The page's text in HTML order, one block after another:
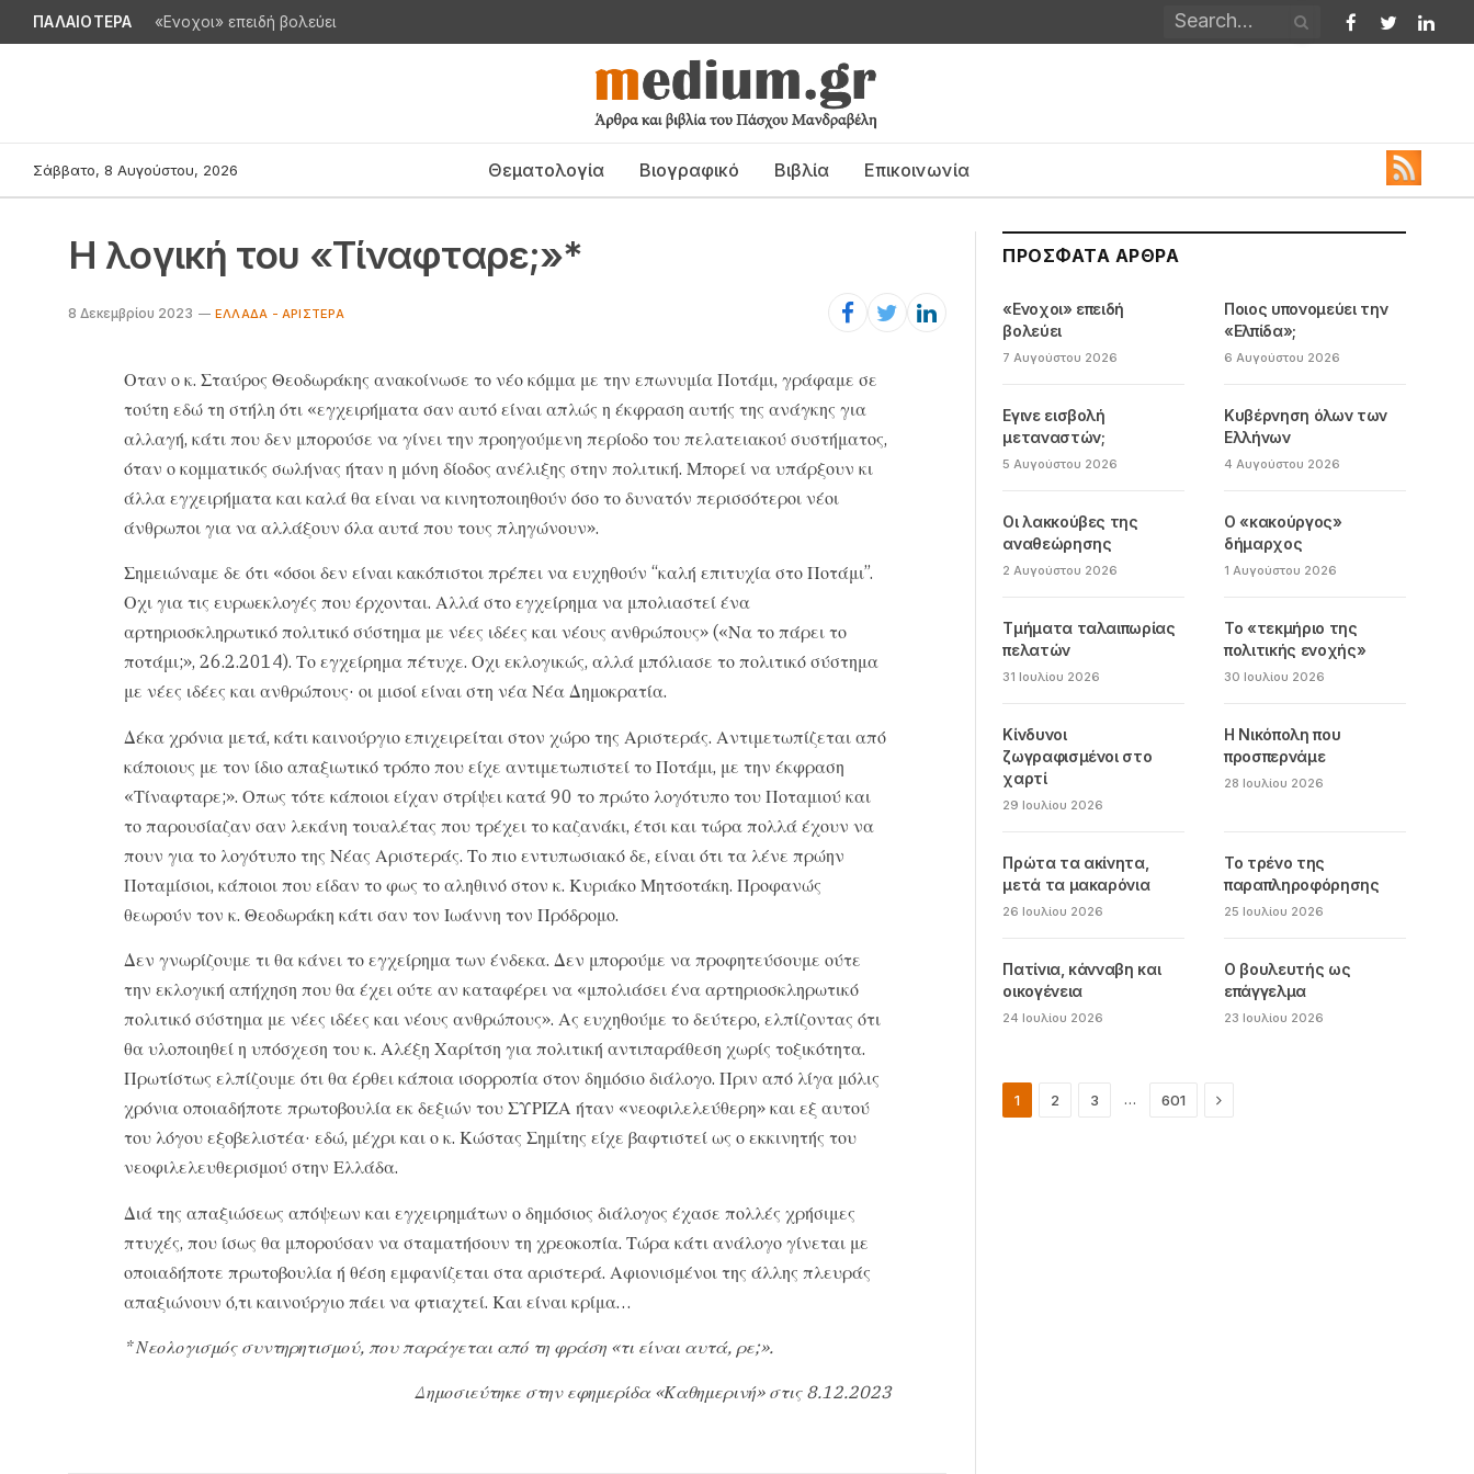
ΠΑΛΑΙΟΤΕΡΑ «Ενοχοι» επειδή βολεύει
Facebook
Twitter
Σάββατο, 8 Αυγούστου, 2026 Θεματολογία Βιογραφικό Βιβλία Επικοινωνία
Η λογική του «Τίναφταρε;»*
8 Δεκεμβρίου 2023 ΕΛΛΆΔΑ - ΑΡΙΣΤΕΡΆ
Οταν ο κ. Σταύρος Θεοδωράκης ανακοίνωσε το νέο κόμμα με την επωνυμία Ποτάμι, γράφαμε σε
τούτη εδώ τη στήλη ότι «εγχειρήματα σαν αυτό είναι απλώς η έκφραση αυτής της ανάγκης για
αλλαγή, κάτι που δεν μπορούσε να γίνει την προηγούμενη περίοδο του πελατειακού συστήματος,
όταν ο κομματικός σωλήνας ήταν η μόνη δίοδος ανέλιξης στην πολιτική. Μπορεί να υπάρξουν κι
άλλα εγχειρήματα και καλά θα είναι να κινητοποιηθούν όσο το δυνατόν περισσότεροι νέοι
άνθρωποι για να αλλάξουν όλα αυτά που τους πληγώνουν».
Σημειώναμε δε ότι «όσοι δεν είναι κακόπιστοι πρέπει να ευχηθούν “καλή επιτυχία στο Ποτάμι”.
Οχι για τις ευρωεκλογές που έρχονται. Αλλά στο εγχείρημα να μπολιαστεί ένα
αρτηριοσκληρωτικό πολιτικό σύστημα με νέες ιδέες και νέους ανθρώπους» («Να το πάρει το
ποτάμι;», 26.2.2014). Το εγχείρημα πέτυχε. Οχι εκλογικώς, αλλά μπόλιασε το πολιτικό σύστημα
με νέες ιδέες και ανθρώπους· οι μισοί είναι στη νέα Νέα Δημοκρατία.
Δέκα χρόνια μετά, κάτι καινούργιο επιχειρείται στον χώρο της Αριστεράς. Αντιμετωπίζεται από
κάποιους με τον ίδιο απαξιωτικό τρόπο που είχε αντιμετωπιστεί το Ποτάμι, με την έκφραση
«Τίναφταρε;». Οπως τότε κάποιοι είχαν στρίψει κατά 90 το πρώτο λογότυπο του Ποταμιού και
το παρουσίαζαν σαν λεκάνη τουαλέτας που τρέχει το καζανάκι, έτσι και τώρα πολλά έχουν να
πουν για το λογότυπο της Νέας Αριστεράς. Το πιο εντυπωσιακό δε, είναι ότι τα λένε πρώην
Ποταμίσιοι, κάποιοι που είδαν το φως το αληθινό στον κ. Κυριάκο Μητσοτάκη. Προφανώς
θεωρούν τον κ. Θεοδωράκη κάτι σαν τον Ιωάννη τον Πρόδρομο.
Δεν γνωρίζουμε τι θα κάνει το εγχείρημα των ένδεκα. Δεν μπορούμε να προφητεύσουμε ούτε
την εκλογική απήχηση που θα έχει ούτε αν καταφέρει να «μπολιάσει ένα αρτηριοσκληρωτικό
πολιτικό σύστημα με νέες ιδέες και νέους ανθρώπους». Ας ευχηθούμε το δεύτερο, ελπίζοντας ότι
θα υλοποιηθεί η υπόσχεση του κ. Αλέξη Χαρίτση για πολιτική αντιπαράθεση χωρίς τοξικότητα.
Πρωτίστως ελπίζουμε ότι θα έρθει κάποια ισορροπία στον δημόσιο διάλογο. Πριν από λίγα μόλις
χρόνια οποιαδήποτε πρωτοβουλία εκ δεξιών του ΣΥΡΙΖΑ ήταν «νεοφιλελεύθερη» και εξ αυτού
του λόγου εξοβελιστέα· εδώ, μέχρι και ο κ. Κώστας Σημίτης είχε βαφτιστεί ως ο εκκινητής του
νεοφιλελευθερισμού στην Ελλάδα.
Διά της απαξιώσεως απόψεων και εγχειρημάτων ο δημόσιος διάλογος έχασε πολλές χρήσιμες
πτυχές, που ίσως θα μπορούσαν να σταματήσουν τη χρεοκοπία. Τώρα κάτι ανάλογο γίνεται με
οποιαδήποτε πρωτοβουλία ή θέση εμφανίζεται στα αριστερά. Αφιονισμένοι της άλλης πλευράς
απαξιώνουν ό,τι καινούργιο πάει να φτιαχτεί. Και είναι κρίμα…
* Νεολογισμός συντηρητισμού, που παράγεται από τη φράση «τι είναι αυτά, ρε;».
Δημοσιεύτηκε στην εφημερίδα «Καθημερινή» στις 8.12.2023
ΠΡΌΣΦΑΤΑ ΆΡΘΡΑ
«Ενοχοι» επειδή
βολεύει
7 Αυγούστου 2026
Ποιος υπονομεύει την
«Ελπίδα»;
6 Αυγούστου 2026
Εγινε εισβολή
μεταναστών;
5 Αυγούστου 2026
Κυβέρνηση όλων των
Ελλήνων
4 Αυγούστου 2026
Οι λακκούβες της
αναθεώρησης
2 Αυγούστου 2026
Ο «κακούργος»
δήμαρχος
1 Αυγούστου 2026
Τμήματα ταλαιπωρίας
πελατών
31 Ιουλίου 2026
Το «τεκμήριο της
πολιτικής ενοχής»
30 Ιουλίου 2026
Κίνδυνοι
ζωγραφισμένοι στο
χαρτί
29 Ιουλίου 2026
Η Νικόπολη που
προσπερνάμε
28 Ιουλίου 2026
Πρώτα τα ακίνητα,
μετά τα μακαρόνια
26 Ιουλίου 2026
Το τρένο της
παραπληροφόρησης
25 Ιουλίου 2026
Πατίνια, κάνναβη και
οικογένεια
24 Ιουλίου 2026
Ο βουλευτής ως
επάγγελμα
23 Ιουλίου 2026
1 2 3 … 601 Next